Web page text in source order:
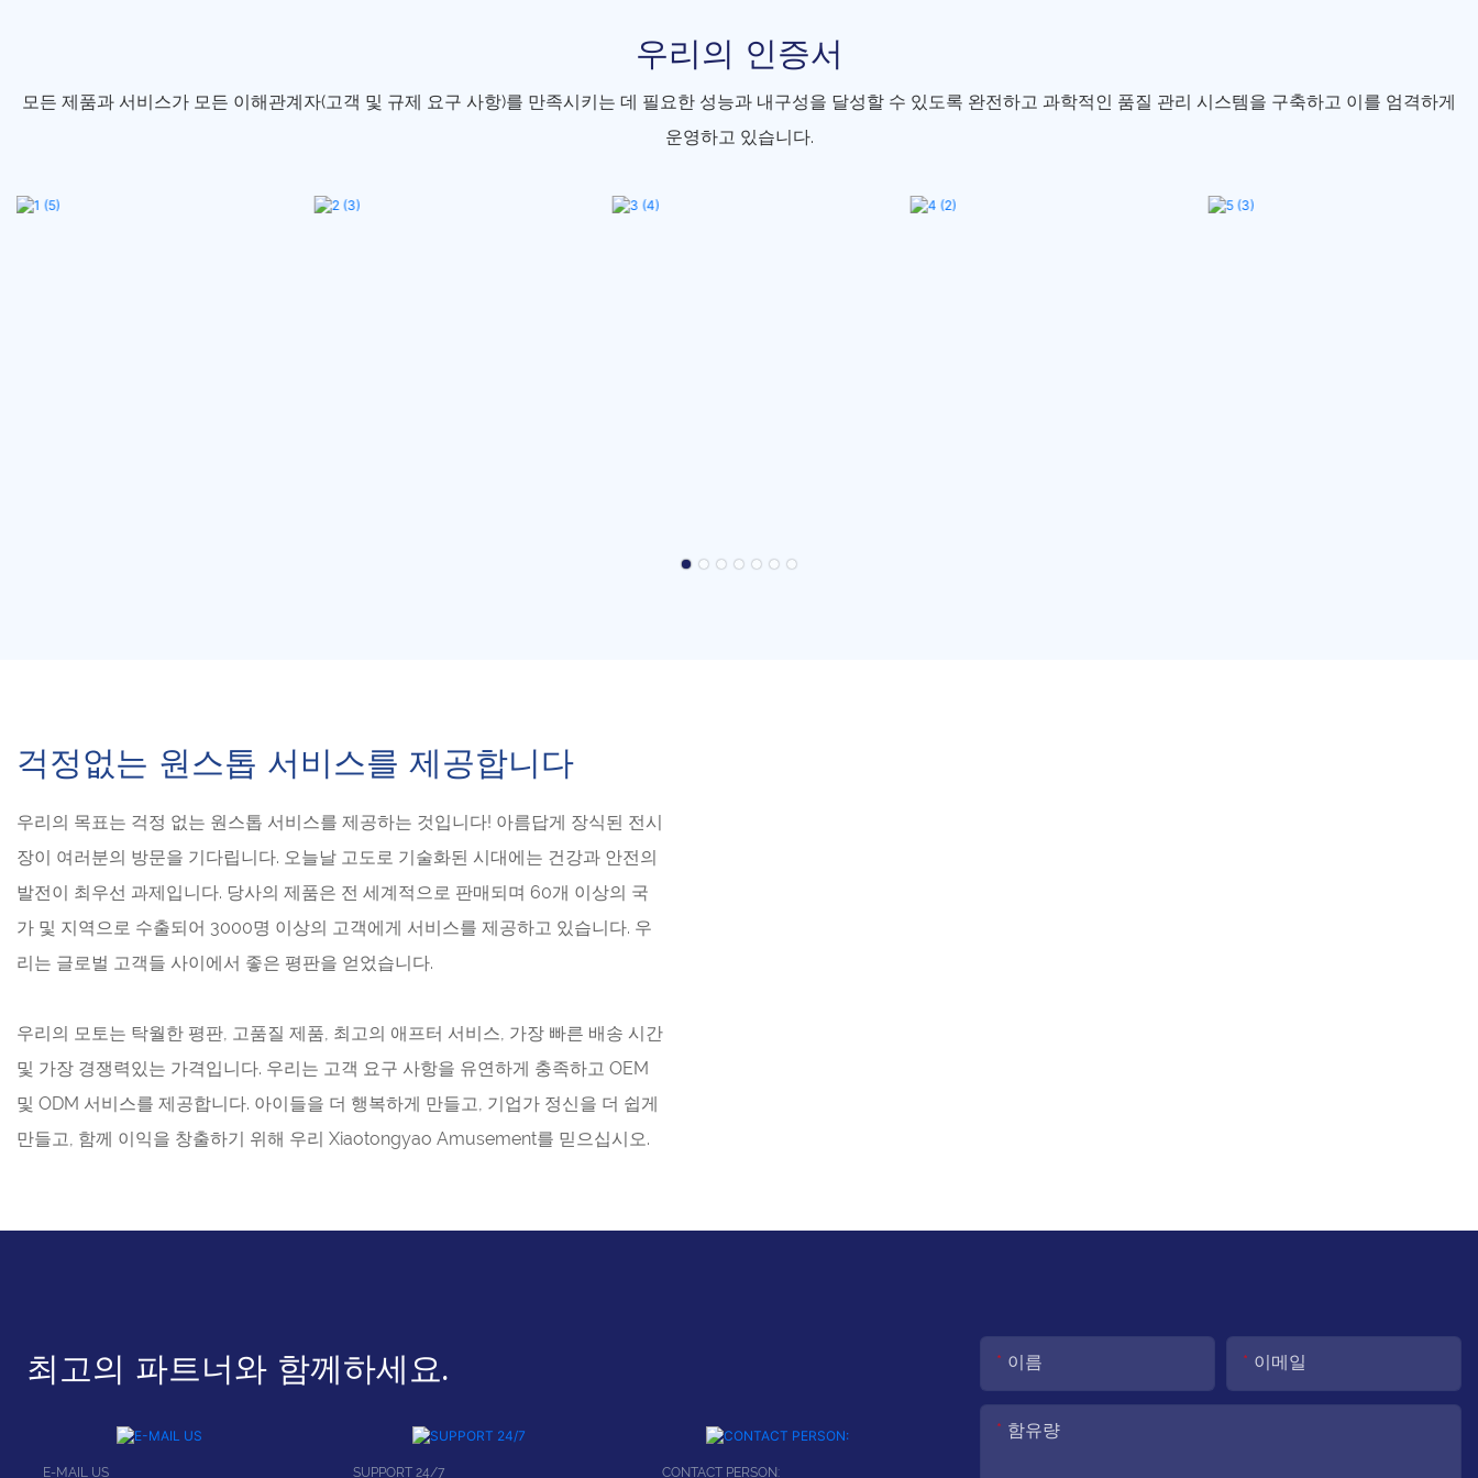
우리의 인증서
모든 제품과 서비스가 모든 이해관계자(고객 및 규제 요구 사항)를 만족시키는 데 필요한 성능과 내구성을 달성할 수 있도록 완전하고 과학적인 품질 관리 시스템을 구축하고 이를 엄격하게
운영하고 있습니다.
걱정없는 원스톱 서비스를 제공합니다
우리의 목표는 걱정 없는 원스톱 서비스를 제공하는 것입니다! 아름답게 장식된 전시
장이 여러분의 방문을 기다립니다. 오늘날 고도로 기술화된 시대에는 건강과 안전의
발전이 최우선 과제입니다. 당사의 제품은 전 세계적으로 판매되며 60개 이상의 국
가 및 지역으로 수출되어 3000명 이상의 고객에게 서비스를 제공하고 있습니다. 우
리는 글로벌 고객들 사이에서 좋은 평판을 얻었습니다.
우리의 모토는 탁월한 평판, 고품질 제품, 최고의 애프터 서비스, 가장 빠른 배송 시간
및 가장 경쟁력있는 가격입니다. 우리는 고객 요구 사항을 유연하게 충족하고 OEM
및 ODM 서비스를 제공합니다. 아이들을 더 행복하게 만들고, 기업가 정신을 더 쉽게
만들고, 함께 이익을 창출하기 위해 우리 Xiaotongyao Amusement를 믿으십시오.
최고의 파트너와 함께하세요.
E-MAIL US SUPPORT 24/7 CONTACT PERSON:
이름 이메일
함유량